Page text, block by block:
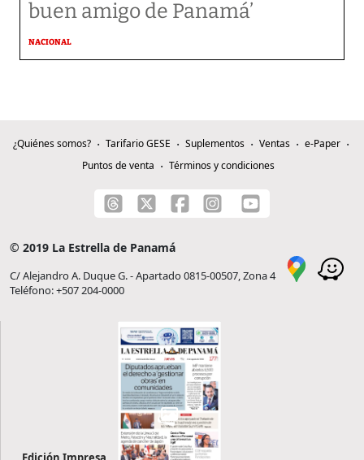
buen amigo de Panamá’
NACIONAL
¿Quiénes somos? Tarifario GESE Suplementos Ventas
e-Paper
Puntos de venta
Términos y condiciones
© 2019 La Estrella de Panamá
C/ Alejandro A. Duque G. - Apartado 0815-00507, Zona 4
Teléfono: +507 204-0000